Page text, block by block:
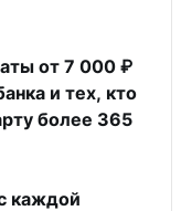
от 7 000 ₽
и тех, кто
более 365
каждой